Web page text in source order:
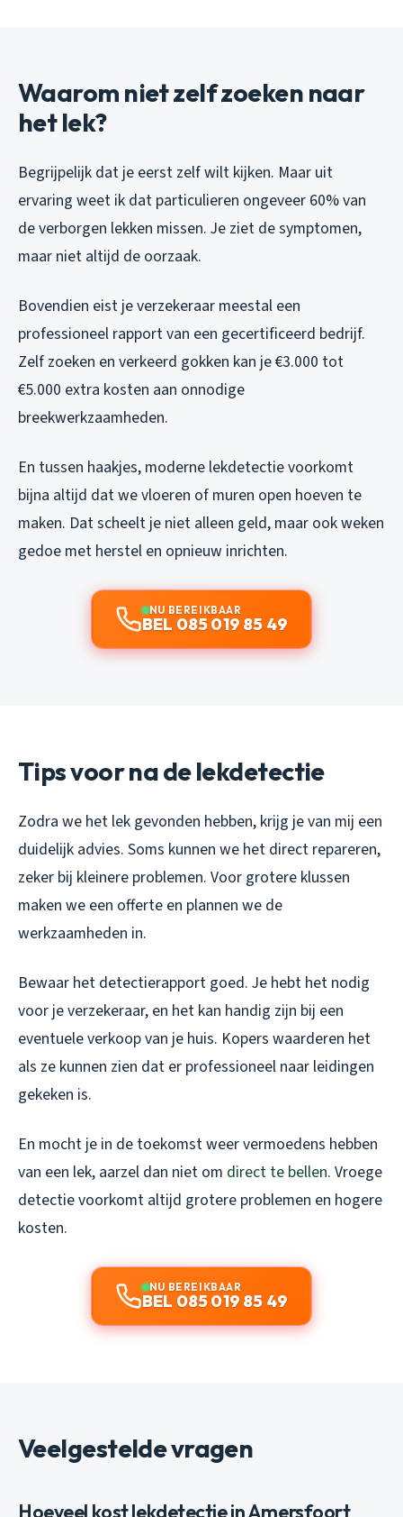
Waarom niet zelf zoeken naar
het lek?
Begrijpelijk dat je eerst zelf wilt kijken. Maar uit
ervaring weet ik dat particulieren ongeveer 60% van
de verborgen lekken missen. Je ziet de symptomen,
maar niet altijd de oorzaak.
Bovendien eist je verzekeraar meestal een
professioneel rapport van een gecertificeerd bedrijf.
Zelf zoeken en verkeerd gokken kan je €3.000 tot
€5.000 extra kosten aan onnodige
breekwerkzaamheden.
En tussen haakjes, moderne lekdetectie voorkomt
bijna altijd dat we vloeren of muren open hoeven te
maken. Dat scheelt je niet alleen geld, maar ook weken
gedoe met herstel en opnieuw inrichten.
NU BEREIKBAAR
BEL 085 019 85 49
Tips voor na de lekdetectie
Zodra we het lek gevonden hebben, krijg je van mij een
duidelijk advies. Soms kunnen we het direct repareren,
zeker bij kleinere problemen. Voor grotere klussen
maken we een offerte en plannen we de
werkzaamheden in.
Bewaar het detectierapport goed. Je hebt het nodig
voor je verzekeraar, en het kan handig zijn bij een
eventuele verkoop van je huis. Kopers waarderen het
als ze kunnen zien dat er professioneel naar leidingen
gekeken is.
En mocht je in de toekomst weer vermoedens hebben
van een lek, aarzel dan niet om direct te bellen. Vroege
detectie voorkomt altijd grotere problemen en hogere
kosten.
NU BEREIKBAAR
BEL 085 019 85 49
Veelgestelde vragen
Hoeveel kost lekdetectie in Amersfoort